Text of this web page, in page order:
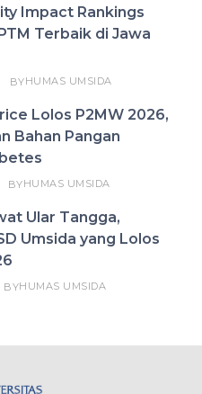
Impact Rankings
Terbaik di Jawa
BYHUMAS UMSIDA
Lolos P2MW 2026,
Bahan Pangan
BYHUMAS UMSIDA
Ular Tangga,
Umsida yang Lolos
BYHUMAS UMSIDA